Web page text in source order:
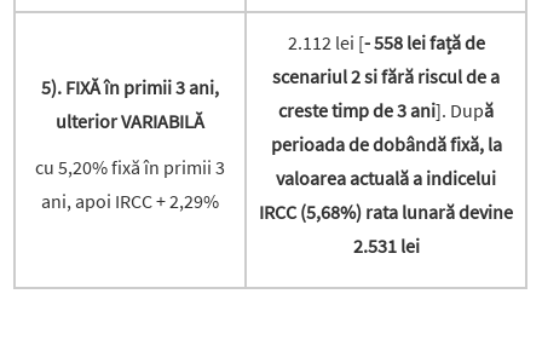
5). FIXĂ în primii 3 ani,
ulterior VARIABILĂ
cu 5,20% fixă în primii 3
ani, apoi IRCC + 2,29%
2.112 lei [- 558 lei față de
scenariul 2 si fără riscul de a
creste timp de 3 ani]. După
perioada de dobândă fixă, la
valoarea actuală a indicelui
IRCC (5,68%) rata lunară devine
2.531 lei